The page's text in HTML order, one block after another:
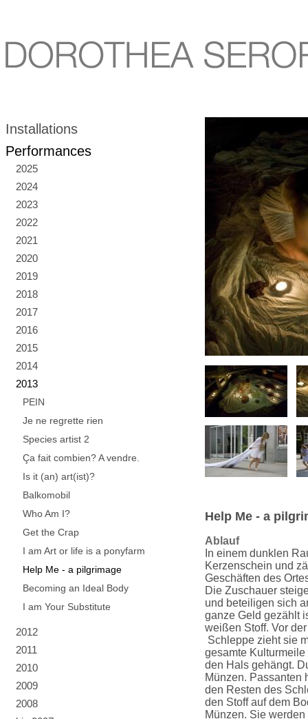
Installations
Performances
2025
2024
2023
2022
2021
2020
2019
2018
2017
2016
2015
2014
2013
PEIN
Je ne regrette rien
Species artist 2
Ça fait combien? A vendre.
Is it (an) art(ist)?
Balkomobil
Who Am I?
Get the Crap
I am Art or life is a ponyfarm
Help Me - a pilgrimage
Becoming an Ideal Body
I am Your Substitute
2012
2011
2010
2009
2008
Help Me - a
Ablauf
In einem dunklen
Kerzenschein und
Geschäften des
Die Zuschauer
und beteiligen sich
ganze Geld gezählt
weißen Stoff. Vor
Schleppe zieht sie
gesamte Kulturmeile
den Hals gehängt.
Münzen. Passanten
den Resten des
den Stoff auf dem
Münzen. Sie